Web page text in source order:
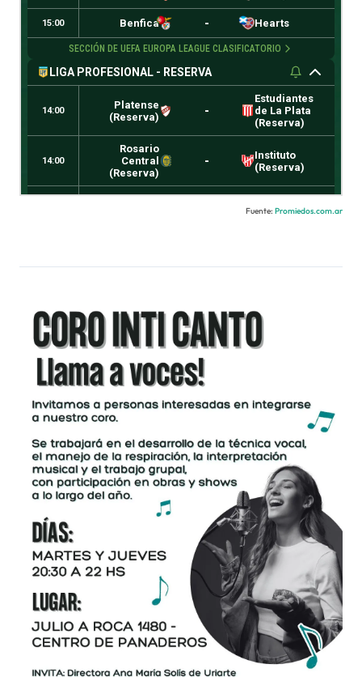
Fuente: Promiedos.com.ar